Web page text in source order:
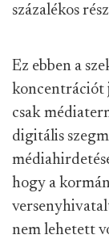
százalékos
Ez ebben a
koncentrációt
csak
digitális
hogy a
nem lehetett